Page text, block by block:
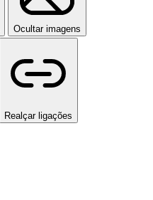
Ocultar imagens
Realçar ligações